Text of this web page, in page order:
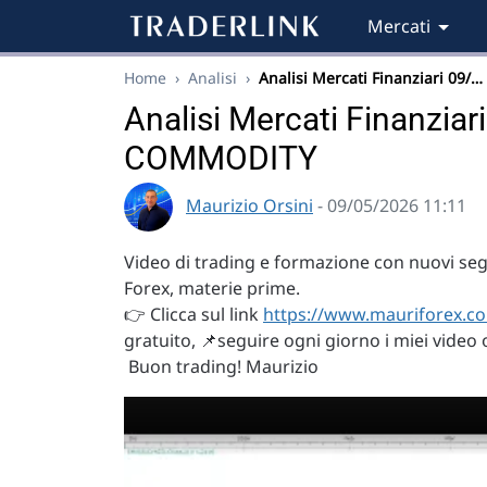
Mercati
Home › Analisi › Analisi Mercati Finanziari 09/…
Analisi Mercati
COMMODITY
Maurizio Orsini - 09/05/2026 11:11
Video di trading e formazione con nuovi
Forex, materie prime.
👉 Clicca sul link https://
gratuito, 📌seguire ogni giorno i miei
Buon trading! Maurizio